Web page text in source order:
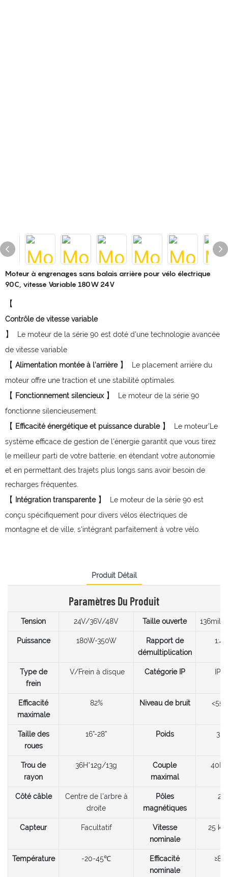
Moteur à engrenages sans balais arrière pour vélo électrique
90C, vitesse Variable 180W 24V
【
】
Le moteur de la série 90 est doté d'une technologie avancée
de vitesse variable
【 Alimentation montée à l'arrière 】
Le placement arrière du
moteur offre une traction et une stabilité optimales.
【 Fonctionnement silencieux 】
Le moteur de la série 90
fonctionne silencieusement.
【 Efficacité énergétique et puissance durable 】
Le moteur’Le
système efficace de gestion de l'énergie garantit que vous tirez
le meilleur parti de votre batterie, en étendant votre autonomie
et en permettant des trajets plus longs sans avoir besoin de
recharges fréquentes.
【 Intégration transparente 】
Le moteur de la série 90 est
conçu spécifiquement pour divers vélos électriques de
montagne et de ville, s'intégrant parfaitement à votre vélo.
Produit Détail
Paramètres Du Produit
Tension 24V/36V/48V Taille ouverte
Puissance 180W-350W
Rapport de
démultiplication
Type de
frein
V/Frein à disque Catégorie IP
Efficacité
maximale
82% Niveau de bruit
Taille des
roues
16”-28” Poids 3kg
Trou de
rayon
36H*12g/13g
Couple
maximal
Côté câble
Centre de l'arbre à
droite
Pôles
magnétiques
20
Capteur Facultatif
Vitesse
nominale
25
Température -20-45℃
Efficacité
nominale